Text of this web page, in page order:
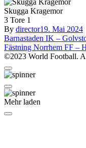
Skugga Kragemor
3 Tore 1
By director19. Mai 2024
Barnastaden IK –
Fästning Norrhem FF –
©2023 World Football.
Mehr laden